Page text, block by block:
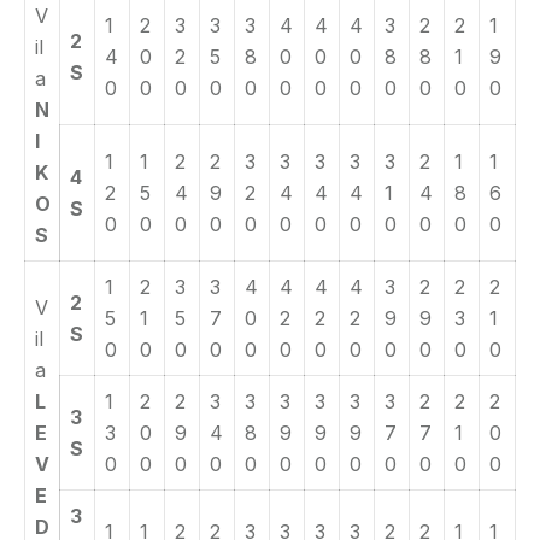
V
il
a
N
I
K
O
S
2
S
1
4
0
2
0
0
3
2
0
3
5
0
3
8
0
4
0
0
4
0
0
4
0
0
3
8
0
2
8
0
2
1
0
1
9
0
4
S
1
2
0
1
5
0
2
4
0
2
9
0
3
2
0
3
4
0
3
4
0
3
4
0
3
1
0
2
4
0
1
8
0
1
6
0
V
il
a
L
E
V
E
D
2
S
1
5
0
2
1
0
3
5
0
3
7
0
4
0
0
4
2
0
4
2
0
4
2
0
3
9
0
2
9
0
2
3
0
2
1
0
3
S
1
3
0
2
0
0
2
9
0
3
4
0
3
8
0
3
9
0
3
9
0
3
9
0
3
7
0
2
7
0
2
1
0
2
0
0
3
1
1
2
2
3
3
3
3
2
2
1
1